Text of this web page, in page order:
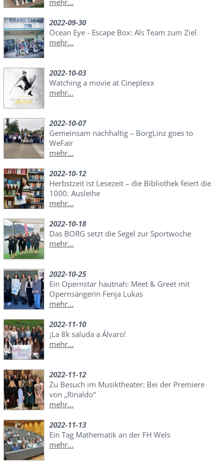
mehr...
2022-09-30
Ocean Eye - Escape Box: Als Team zum Ziel
mehr...
2022-10-03
Watching a movie at Cineplexx
mehr...
2022-10-07
Gemeinsam nachhaltig – BorgLinz goes to
WeFair
mehr...
2022-10-12
Herbstzeit ist Lesezeit – die Bibliothek feiert die
1000. Ausleihe
mehr...
2022-10-18
Das BORG setzt die Segel zur Sportwoche
mehr...
2022-10-25
Ein Opernstar hautnah: Meet & Greet mit
Opernsängerin Fenja Lukas
mehr...
2022-11-10
¡La 8k saluda a Álvaro!
mehr...
2022-11-12
Zu Besuch im Musiktheater: Bei der Premiere
von „Rinaldo“
mehr...
2022-11-13
Ein Tag Mathematik an der FH Wels
mehr...